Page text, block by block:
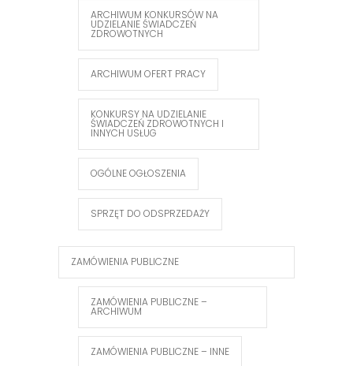
ARCHIWUM KONKURSÓW NA
UDZIELANIE ŚWIADCZEŃ
ZDROWOTNYCH
ARCHIWUM OFERT PRACY
KONKURSY NA UDZIELANIE
ŚWIADCZEŃ ZDROWOTNYCH I
INNYCH USŁUG
OGÓLNE OGŁOSZENIA
SPRZĘT DO ODSPRZEDAŻY
ZAMÓWIENIA PUBLICZNE
ZAMÓWIENIA PUBLICZNE –
ARCHIWUM
ZAMÓWIENIA PUBLICZNE – INNE